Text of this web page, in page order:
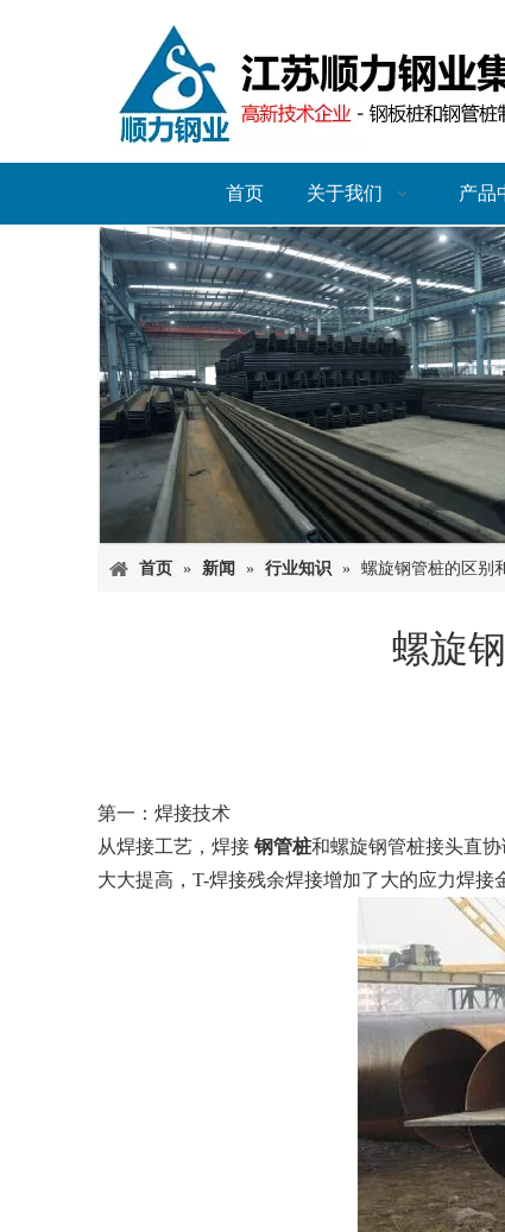
首页 关于我们 产品
首页 » 新闻 » 行业知识 » 螺旋钢管桩的区别
螺旋
第一：焊接技术
从焊接工艺，焊接 钢管桩和螺旋钢管桩接头直
大大提高，T-焊接残余焊接增加了大的应力焊接